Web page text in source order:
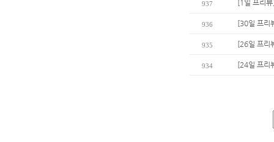
937 [1일 프리뷰
936 [30일 프리
935 [26일 프리
934 [24일 프리